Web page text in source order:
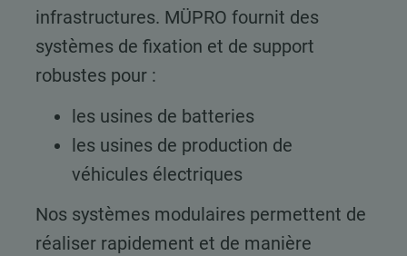
infrastructures. MÜPRO fournit des
systèmes de fixation et de support
robustes pour :
les usines de batteries
les usines de production de
véhicules électriques
Nos systèmes modulaires permettent de
réaliser rapidement et de manière